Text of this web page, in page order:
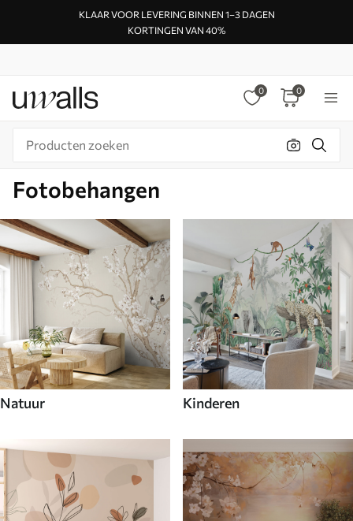
KLAAR VOOR LEVERING BINNEN 1–3 DAGEN
KORTINGEN VAN 40%
0 0
Fotobehangen
Natuur Kinderen